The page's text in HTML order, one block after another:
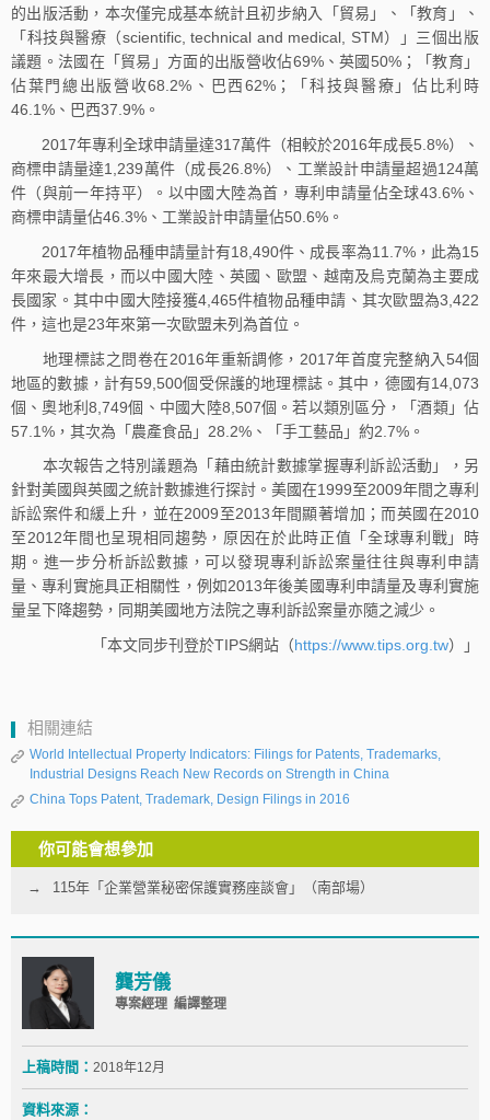
的出版活動，本次僅完成基本統計且初步納入「貿易」、「教育」、
「科技與醫療（scientific, technical and medical, STM）」三個出版
議題。法國在「貿易」方面的出版營收佔69%、英國50%；「教育」
佔葉門總出版營收68.2%、巴西62%；「科技與醫療」佔比利時
46.1%、巴西37.9%。
2017年專利全球申請量達317萬件（相較於2016年成長5.8%）、
商標申請量達1,239萬件（成長26.8%）、工業設計申請量超過124萬
件（與前一年持平）。以中國大陸為首，專利申請量佔全球43.6%、
商標申請量佔46.3%、工業設計申請量佔50.6%。
2017年植物品種申請量計有18,490件、成長率為11.7%，此為15
年來最大增長，而以中國大陸、英國、歐盟、越南及烏克蘭為主要成
長國家。其中中國大陸接獲4,465件植物品種申請、其次歐盟為3,422
件，這也是23年來第一次歐盟未列為首位。
地理標誌之問卷在2016年重新調修，2017年首度完整納入54個
地區的數據，計有59,500個受保護的地理標誌。其中，德國有14,073
個、奧地利8,749個、中國大陸8,507個。若以類別區分，「酒類」佔
57.1%，其次為「農產食品」28.2%、「手工藝品」約2.7%。
本次報告之特別議題為「藉由統計數據掌握專利訴訟活動」，另
針對美國與英國之統計數據進行探討。美國在1999至2009年間之專利
訴訟案件和緩上升，並在2009至2013年間顯著增加；而英國在2010
至2012年間也呈現相同趨勢，原因在於此時正值「全球專利戰」時
期。進一步分析訴訟數據，可以發現專利訴訟案量往往與專利申請
量、專利實施具正相關性，例如2013年後美國專利申請量及專利實施
量呈下降趨勢，同期美國地方法院之專利訴訟案量亦隨之減少。
「本文同步刊登於TIPS網站（https://www.tips.org.tw）」
相關連結
World Intellectual Property Indicators: Filings for Patents, Trademarks,
Industrial Designs Reach New Records on Strength in China
China Tops Patent, Trademark, Design Filings in 2016
你可能會想參加
115年「企業營業秘密保護實務座談會」（南部場）
龔芳儀
專案經理 編譯整理
上稿時間： 2018年12月
資料來源：